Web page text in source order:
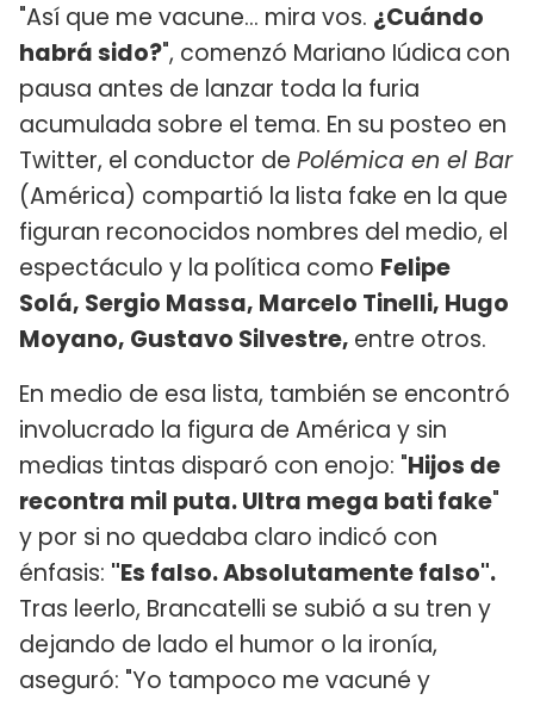
"Así que me vacune... mira vos. ¿Cuándo
habrá sido?", comenzó Mariano Iúdica con
pausa antes de lanzar toda la furia
acumulada sobre el tema. En su posteo en
Twitter, el conductor de Polémica en el Bar
(América) compartió la lista fake en la que
figuran reconocidos nombres del medio, el
espectáculo y la política como Felipe
Solá, Sergio Massa, Marcelo Tinelli, Hugo
Moyano, Gustavo Silvestre, entre otros.
En medio de esa lista, también se encontró
involucrado la figura de América y sin
medias tintas disparó con enojo: "Hijos de
recontra mil puta. Ultra mega bati fake"
y por si no quedaba claro indicó con
énfasis: "Es falso. Absolutamente falso".
Tras leerlo, Brancatelli se subió a su tren y
dejando de lado el humor o la ironía,
aseguró: "Yo tampoco me vacuné y